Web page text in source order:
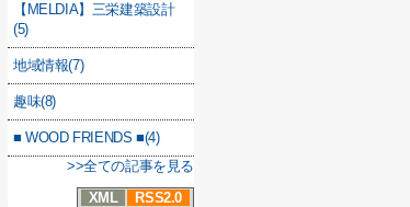
【MELDIA】三栄建築設計
(5)
地域情報(7)
趣味(8)
■ WOOD FRIENDS ■(4)
>>全ての記事を見る
XML
RSS2.0